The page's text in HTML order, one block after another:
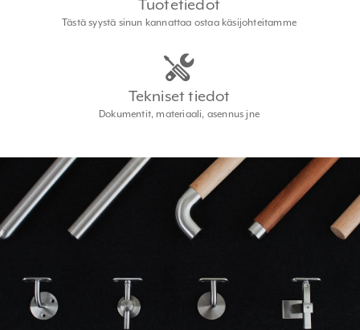
Tuotetiedot
Tästä syystä sinun kannattaa ostaa käsijohteitamme
Tekniset tiedot
Dokumentit, materiaali, asennus jne